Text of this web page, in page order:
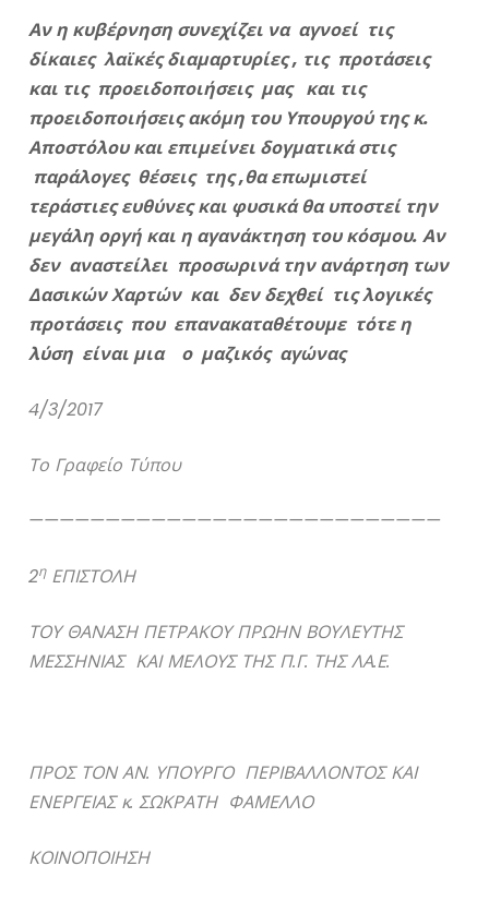
Αν η κυβέρνηση συνεχίζει να αγνοεί τις
δίκαιες λαϊκές διαμαρτυρίες , τις προτάσεις
και τις προειδοποιήσεις μας και τις
προειδοποιήσεις ακόμη του Υπουργού της κ.
Αποστόλου και επιμείνει δογματικά στις
παράλογες θέσεις της ,θα επωμιστεί
τεράστιες ευθύνες και φυσικά θα υποστεί την
μεγάλη οργή και η αγανάκτηση του κόσμου. Αν
δεν αναστείλει προσωρινά την ανάρτηση των
Δασικών Χαρτών και δεν δεχθεί τις λογικές
προτάσεις που επανακαταθέτουμε τότε η
λύση είναι μια ο μαζικός αγώνας
4/3/2017
Το Γραφείο Τύπου
———————————————————————————
2ηΕΠΙΣΤΟΛΗ
ΤΟΥ ΘΑΝΑΣΗ ΠΕΤΡΑΚΟΥ ΠΡΩΗΝ ΒΟΥΛΕΥΤΗΣ
ΜΕΣΣΗΝΙΑΣ ΚΑΙ ΜΕΛΟΥΣ ΤΗΣ Π.Γ. ΤΗΣ ΛΑ.Ε.
ΠΡΟΣ ΤΟΝ ΑΝ. ΥΠΟΥΡΓΟ ΠΕΡΙΒΑΛΛΟΝΤΟΣ ΚΑΙ
ΕΝΕΡΓΕΙΑΣ κ. ΣΩΚΡΑΤΗ ΦΑΜΕΛΛΟ
ΚΟΙΝΟΠΟΙΗΣΗ